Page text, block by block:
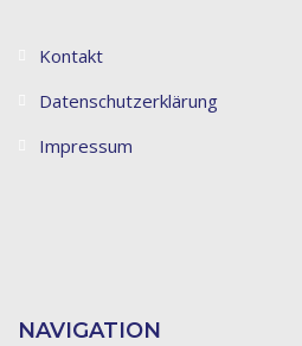
Kontakt
Datenschutzerklärung
Impressum
NAVIGATION